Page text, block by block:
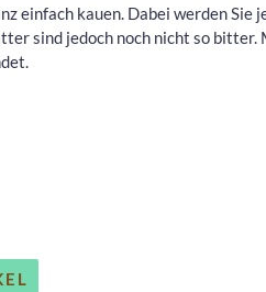
einfach kauen. Dabei werden
sind jedoch noch nicht so